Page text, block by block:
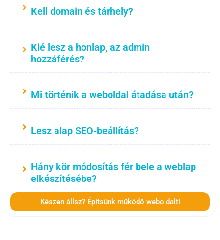
Kell domain és tárhely?
Kié lesz a honlap, az admin
hozzáférés?
Mi történik a weboldal átadása után?
Lesz alap SEO-beállítás?
Hány kör módosítás fér bele a weblap
elkészítésébe?
Készen állsz? Építsünk működő weboldalt!